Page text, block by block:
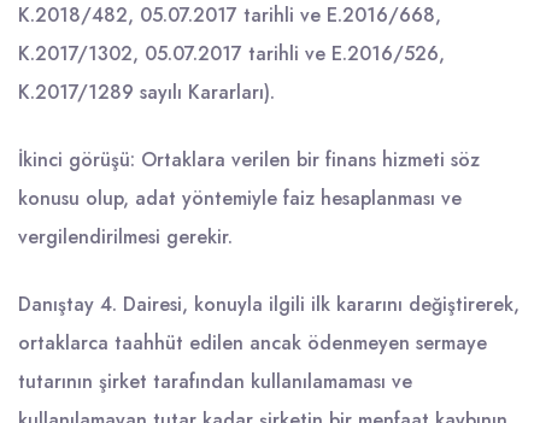
K.2018/482, 05.07.2017 tarihli ve E.2016/668,
K.2017/1302, 05.07.2017 tarihli ve E.2016/526,
K.2017/1289 sayılı Kararları).
İkinci görüşü: Ortaklara verilen bir finans hizmeti söz
konusu olup, adat yöntemiyle faiz hesaplanması ve
vergilendirilmesi gerekir.
Danıştay 4. Dairesi, konuyla ilgili ilk kararını değiştirerek,
ortaklarca taahhüt edilen ancak ödenmeyen sermaye
tutarının şirket tarafından kullanılamaması ve